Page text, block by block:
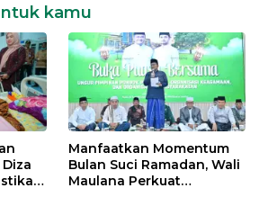
kamu
Manfaatkan Momentum
Bulan Suci Ramadan, Wali
Maulana Perkuat